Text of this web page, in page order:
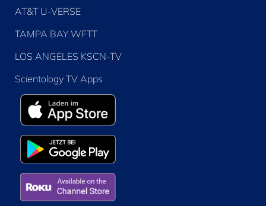
AT&T U-VERSE
TAMPA BAY WFTT
LOS ANGELES KSCN-TV
Scientology TV Apps